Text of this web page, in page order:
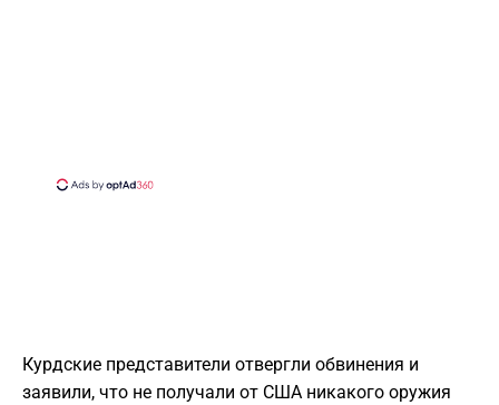
Курдские представители отвергли обвинения и
заявили, что не получали от США никакого оружия